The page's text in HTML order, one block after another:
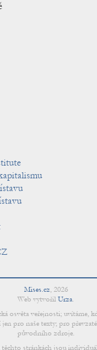
Mises.cz, 2026
Web vytvořil Urza.
osvěta veřejnosti; uvítáme,
pro naše texty; pro
původního zdroje.
stránkách jsou